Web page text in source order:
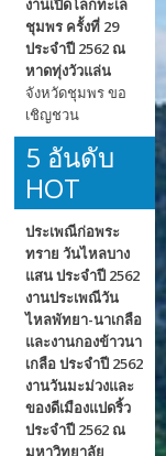
งานเปิดโลกทะเล
ชุมพร ครั้งที่ 29
ประจำปี 2562 ณ
หาดทุ่งวัวแล่น
จังหวัดชุมพร ขอ
เชิญชวน
5 อันดับ
HOT
ประเพณีก่อพระ
ทราย วันไหลบาง
แสน ประจำปี 2562
งานประเพณีวัน
ไหลพัทยา-นาเกลือ
และงานกองข้าวนา
เกลือ ประจำปี 2562
งานวันมะม่วงและ
ของดีเมืองแปดริ้ว
ประจำปี 2562 ณ
มหาวิทยาลัย